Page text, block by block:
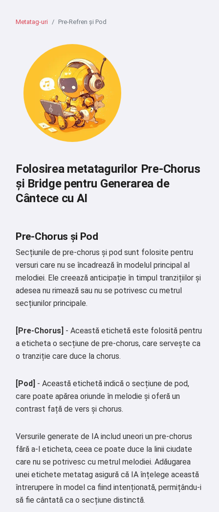
Metatag-uri Pre-Refren și Pod
Folosirea metatagurilor Pre-Chorus
și Bridge pentru Generarea de
Cântece cu AI
Pre-Chorus și Pod
Secțiunile de pre-chorus și pod sunt folosite pentru
versuri care nu se încadrează în modelul principal al
melodiei. Ele creează anticipație în timpul tranzițiilor și
adesea nu rimează sau nu se potrivesc cu metrul
secțiunilor principale.
[Pre-Chorus] - Această etichetă este folosită pentru
a eticheta o secțiune de pre-chorus, care servește ca
o tranziție care duce la chorus.
[Pod] - Această etichetă indică o secțiune de pod,
care poate apărea oriunde în melodie și oferă un
contrast față de vers și chorus.
Versurile generate de IA includ uneori un pre-chorus
fără a-l eticheta, ceea ce poate duce la linii ciudate
care nu se potrivesc cu metrul melodiei. Adăugarea
unei etichete metatag asigură că IA înțelege această
întrerupere în model ca fiind intenționată, permițându-i
să fie cântată ca o secțiune distinctă.